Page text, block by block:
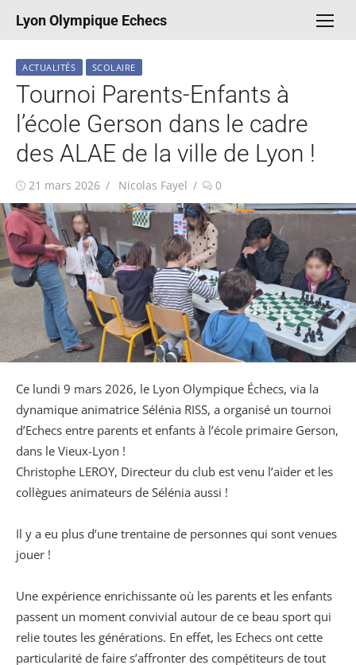
Lyon Olympique Echecs
ACTUALITÉS SCOLAIRE
Tournoi Parents-Enfants à
l’école Gerson dans le cadre
des ALAE de la ville de Lyon !
Publié
le
21 mars 2026 Auteur/autrice
Nicolas Fayel 0
Ce lundi 9 mars 2026, le Lyon Olympique Échecs, via la
dynamique animatrice Sélénia RISS, a organisé un tournoi
d’Echecs entre parents et enfants à l’école primaire Gerson,
dans le Vieux-Lyon !
Christophe LEROY, Directeur du club est venu l’aider et les
collègues animateurs de Sélénia aussi !
Il y a eu plus d’une trentaine de personnes qui sont venues
jouer !
Une expérience enrichissante où les parents et les enfants
passent un moment convivial autour de ce beau sport qui
relie toutes les générations. En effet, les Echecs ont cette
particularité de faire s’affronter des compétiteurs de tout